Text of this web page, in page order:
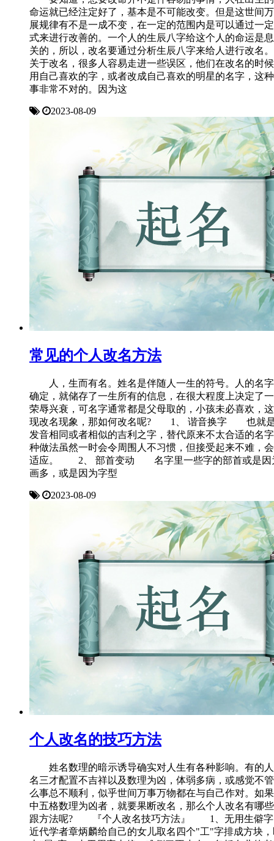
命运就已经注定好了，基本是不可能改变。但是这世间
展规律有不是一成不变，在一定的范围内是可以通过一
式来进行改善的。一个人的生辰八字给这个人的命运是
关的，所以，改名要通过分析生辰八字来给人进行
关于改名，很多人容易走进一些误区，他们在改名的时
用自己喜欢的字，或者改成自己喜欢的明星的名字，这
事非常不对的。因为这
2023-08-09
常见的个人改名方法
人，生而有名。姓名是伴随人一生的符号。人的名
确定，就储存了一生所有的信息，在很大程度上决定了
荣辱兴衰，可名字通常都是父母取的，小孩未必喜欢，
现改名现象，那如何改名呢? 1、 谐音换字 也就
发音相同或者相似的吉利之字，替代原来不太合适的名
种做法虽然一时会令周围人不习惯，但接受起来不难，
适应。 2、 部首变动 名字里一些字的部首或是因
画多，或是因为字型
2023-08-09
个人改名的技巧方法
姓名数理的暗示诱导确实对人生有各种影响。有的
名三才配置不吉祥以及数理为凶，体弱多病，或感觉不
么事总不顺利，似乎世间万事万物都在与自己作对。如
中五格数理为凶者，就要果断改名，那么个人改名有哪
跟方法呢? 『个人改名技巧方法』 1、无用生
近代学者章炳麟给自己的女儿取名四个"工"字排成方块